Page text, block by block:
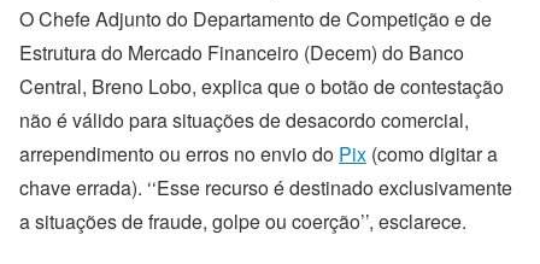
O Chefe Adjunto do Departamento de Competição e de
Estrutura do Mercado Financeiro (Decem) do Banco
Central, Breno Lobo, explica que o botão de contestação
não é válido para situações de desacordo comercial,
arrependimento ou erros no envio do Pix (como digitar a
chave errada). ‘‘Esse recurso é destinado exclusivamente
a situações de fraude, golpe ou coerção’’, esclarece.